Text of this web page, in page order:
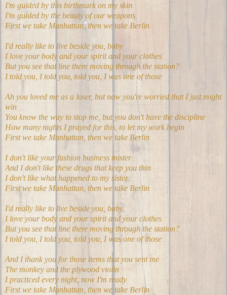
I'm guided by this birthmark on my skin
I'm guided by the beauty of our weapons
First we take Manhattan, then we take Berlin
I'd really like to live beside you, baby
I love your body and your spirit and your clothes
But you see that line there moving through the station?
I told you, I told you, told you, I was one of those
Ah you loved me as a loser, but now you're worried that I just might
win
You know the way to stop me, but you don't have the discipline
How many nights I prayed for this, to let my work begin
First we take Manhattan, then we take Berlin
I don't like your fashion business mister
And I don't like these drugs that keep you thin
I don't like what happened to my sister
First we take Manhattan, then we take Berlin
I'd really like to live beside you, baby
I love your body and your spirit and your clothes
But you see that line there moving through the station?
I told you, I told you, told you, I was one of those
And I thank you for those items that you sent me
The monkey and the plywood violin
I practiced every night, now I'm ready
First we take Manhattan, then we take Berlin